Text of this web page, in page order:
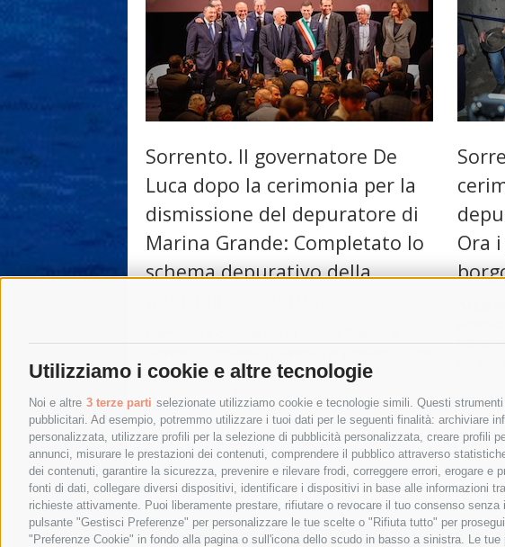
Utilizziamo i cookie e altre tecnologie
Noi e altre 3 terze parti selezionate utilizziamo cookie e tecnologie simili. Questi
pubblicitari. Ad esempio, potremmo utilizzare i tuoi dati per le seguenti finalità: archiviare
personalizzata, utilizzare profili per la selezione di pubblicità personalizzata, creare profili
annunci, misurare le prestazioni dei contenuti, comprendere il pubblico attraverso
dei contenuti, garantire la sicurezza, prevenire e rilevare frodi, correggere errori, erogare
fonti di dati, collegare diversi dispositivi, identificare i dispositivi in base alle informazioni
richieste attivamente. Puoi liberamente prestare, rifiutare o revocare il tuo consenso
pulsante "Gestisci Preferenze" per personalizzare le tue scelte o "Rifiuta tutto" per
"Preferenze Cookie" in fondo alla pagina o sull'icona dello scudo in basso a sinistra. Le
Sorrento. Il governatore De
Luca dopo la cerimonia per la
dismissione del depuratore di
Marina Grande: Completato lo
schema depurativo della
nel 2002 e oggetto di numerosi lavori di
18 Aprile 2024|Sorrento
Ora
18
←Post precedenti